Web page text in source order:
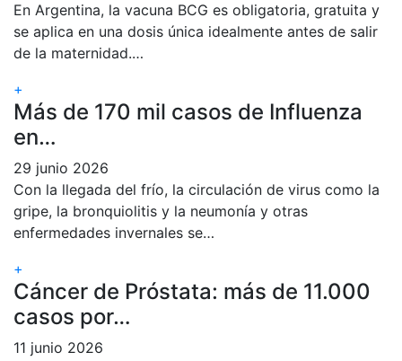
En Argentina, la vacuna BCG es obligatoria, gratuita y
se aplica en una dosis única idealmente antes de salir
de la maternidad.…
+
Más de 170 mil casos de Influenza
en…
29 junio 2026
Con la llegada del frío, la circulación de virus como la
gripe, la bronquiolitis y la neumonía y otras
enfermedades invernales se…
+
Cáncer de Próstata: más de 11.000
casos por…
11 junio 2026